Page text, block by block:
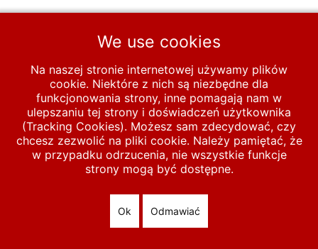
We use cookies
Na naszej stronie internetowej używamy plików
cookie. Niektóre z nich są niezbędne dla
funkcjonowania strony, inne pomagają nam w
ulepszaniu tej strony i doświadczeń użytkownika
(Tracking Cookies). Możesz sam zdecydować, czy
chcesz zezwolić na pliki cookie. Należy pamiętać, że
w przypadku odrzucenia, nie wszystkie funkcje
strony mogą być dostępne.
Ok Odmawiać